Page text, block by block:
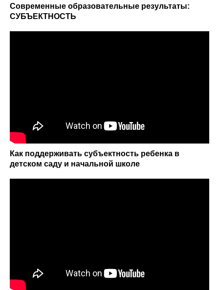
Современные образовательные результаты:
СУБЪЕКТНОСТЬ
Как поддерживать субъектность ребенка в
детском саду и начальной школе